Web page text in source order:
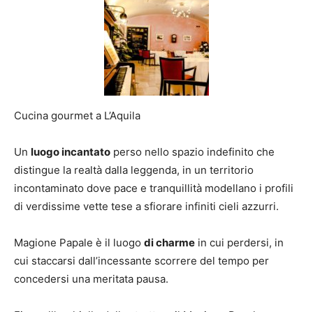
Cucina gourmet a L’Aquila
Un luogo incantato perso nello spazio indefinito che
distingue la realtà dalla leggenda, in un territorio
incontaminato dove pace e tranquillità modellano i profili
di verdissime vette tese a sfiorare infiniti cieli azzurri.
Magione Papale è il luogo di charme in cui perdersi, in
cui staccarsi dall’incessante scorrere del tempo per
concedersi una meritata pausa.